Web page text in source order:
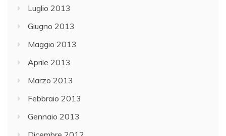
Luglio 2013
Giugno 2013
Maggio 2013
Aprile 2013
Marzo 2013
Febbraio 2013
Gennaio 2013